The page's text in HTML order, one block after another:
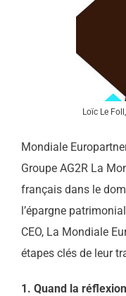
Loïc Le
Mondiale
Groupe AG2R La
français dans le
l’épargne
CEO, La Mondiale
étapes clés de leur
1. Quand la